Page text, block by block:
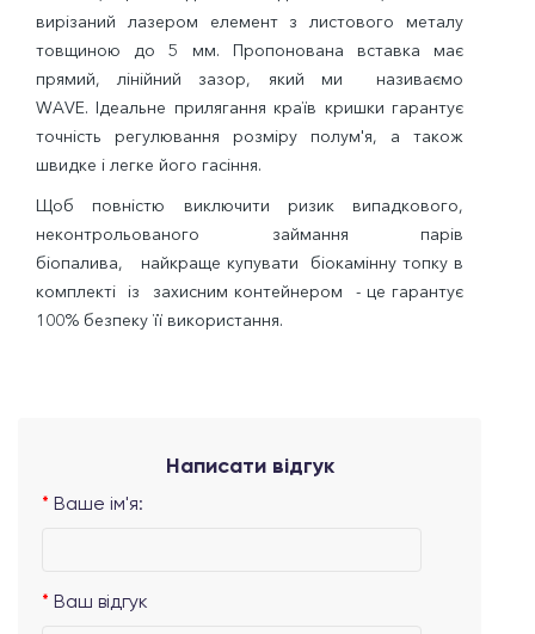
вирізаний лазером елемент з листового металу
товщиною до 5 мм. Пропонована вставка має
прямий, лінійний зазор, який ми називаємо
WAVE. Ідеальне прилягання країв кришки гарантує
точність регулювання розміру полум'я, а також
швидке і легке його гасіння.
Щоб повністю виключити ризик випадкового,
неконтрольованого займання парів
біопалива, найкраще купувати біокамінну топку в
комплекті із захисним контейнером - це гарантує
100% безпеку її використання.
Написати відгук
Ваше ім'я:
Ваш відгук